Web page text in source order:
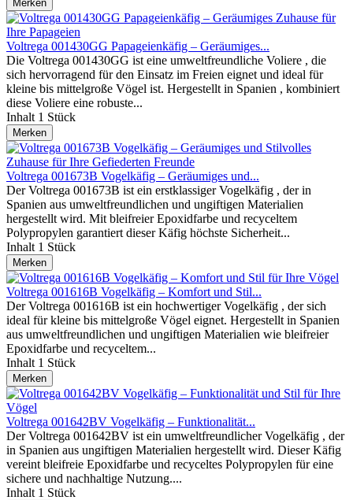
Merken
Voltrega 001430GG Papageienkäfig – Geräumiges...
Die Voltrega 001430GG ist eine umweltfreundliche Voliere , die
sich hervorragend für den Einsatz im Freien eignet und ideal für
kleine bis mittelgroße Vögel ist. Hergestellt in Spanien , kombiniert
diese Voliere eine robuste...
Inhalt 1 Stück
Merken
Voltrega 001673B Vogelkäfig – Geräumiges und...
Der Voltrega 001673B ist ein erstklassiger Vogelkäfig , der in
Spanien aus umweltfreundlichen und ungiftigen Materialien
hergestellt wird. Mit bleifreier Epoxidfarbe und recyceltem
Polypropylen garantiert dieser Käfig höchste Sicherheit...
Inhalt 1 Stück
Merken
Voltrega 001616B Vogelkäfig – Komfort und Stil...
Der Voltrega 001616B ist ein hochwertiger Vogelkäfig , der sich
ideal für kleine bis mittelgroße Vögel eignet. Hergestellt in Spanien
aus umweltfreundlichen und ungiftigen Materialien wie bleifreier
Epoxidfarbe und recyceltem...
Inhalt 1 Stück
Merken
Voltrega 001642BV Vogelkäfig – Funktionalität...
Der Voltrega 001642BV ist ein umweltfreundlicher Vogelkäfig , der
in Spanien aus ungiftigen Materialien hergestellt wird. Dieser Käfig
vereint bleifreie Epoxidfarbe und recyceltes Polypropylen für eine
sichere und nachhaltige Nutzung....
Inhalt 1 Stück